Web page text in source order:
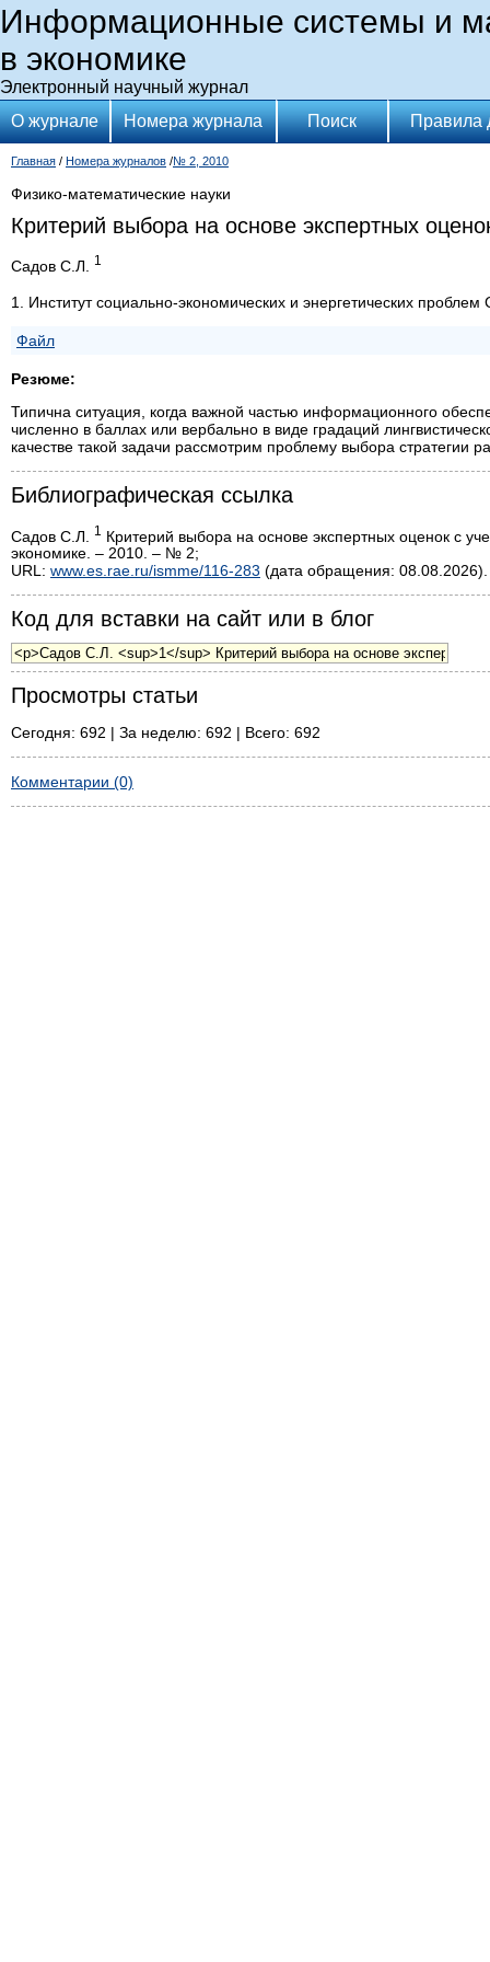
Информационные системы и
в экономике
Электронный научный журнал
О журнале
Номера журнала Поиск Правила
Главная / Номера журналов /№ 2, 2010
Физико-математические науки
Критерий выбора на основе экспертных
Садов С.Л. 1
1. Институт социально-экономических и энергетических
Файл
Резюме:
Типична ситуация, когда важной частью информационного
численно в баллах или вербально в виде градаций
качестве такой задачи рассмотрим проблему выбора стратегии
Библиографическая ссылка
Садов С.Л. 1
Критерий выбора на основе экспертных оценок с
экономике. – 2010. – № 2;
URL: www.es.rae.ru/ismme/116-283 (дата обращения: 08.08.2026).
Код для вставки на сайт или в блог
Просмотры статьи
Сегодня: 692 | За неделю: 692 | Всего: 692
Комментарии (0)